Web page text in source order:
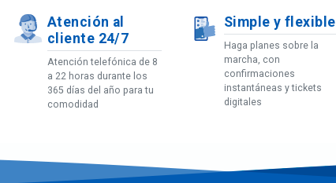
Atención al
cliente 24/7
Atención telefónica de 8
a 22 horas durante los
365 días del año para tu
comodidad
Simple y flexible
Haga planes sobre la
marcha, con
confirmaciones
instantáneas y tickets
digitales